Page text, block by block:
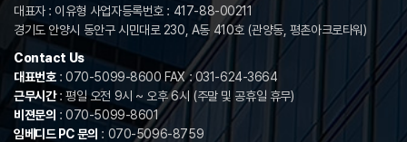
대표자 : 이유형 사업자등록번호 : 417-88-00211
경기도 안양시 동안구 시민대로 230, A동 410호 (관양동, 평촌아크로타워)
Contact Us
대표번호: 070-5099-8600 FAX : 031-624-3664
근무시간: 평일 오전 9시 ~ 오후 6시 (주말 및 공휴일 휴무)
비젼문의 : 070-5099-8601
임베디드 PC 문의 : 070-5096-8759